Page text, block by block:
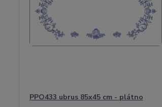
PPO433 ubrus 85x45 cm - plátno